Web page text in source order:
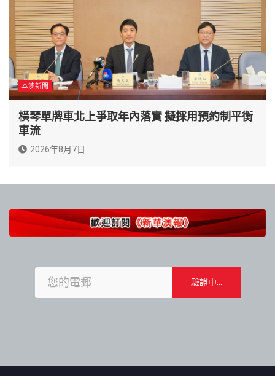
本澳新聞
橫琴單牌車北上爭取年內落實 擬採用預約制平衡
車流
2026年8月7日